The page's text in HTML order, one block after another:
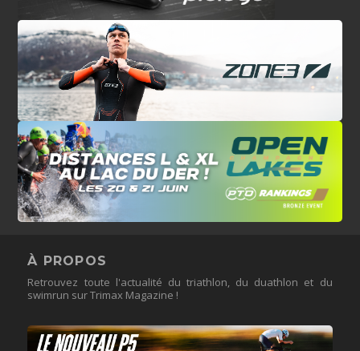
À PROPOS
Retrouvez toute l'actualité du triathlon, du duathlon et du
swimrun sur Trimax Magazine !